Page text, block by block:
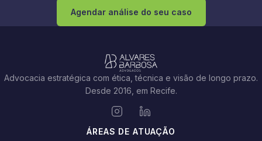
Agendar análise do seu caso
Advocacia estratégica com ética, técnica e visão de longo prazo.
Desde 2016, em Recife.
ÁREAS DE ATUAÇÃO